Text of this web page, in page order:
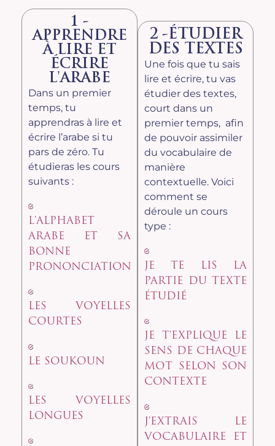
1 -
APPRENDRE
À LIRE ET
ÉCRIRE
L'ARABE
Dans un premier
temps, tu
apprendras à lire et
écrire l’arabe si tu
pars de zéro. Tu
étudieras les cours
suivants :
L'ALPHABET
ARABE ET SA
BONNE
PRONONCIATION
LES VOYELLES
COURTES
LE SOUKOUN
LES VOYELLES
LONGUES
2 -ÉTUDIER
DES TEXTES
Une fois que tu sais
lire et écrire, tu vas
étudier des textes,
court dans un
premier temps, afin
de pouvoir assimiler
du vocabulaire de
manière
contextuelle. Voici
comment se
déroule un cours
type :
JE TE LIS LA
PARTIE DU TEXTE
ÉTUDIÉ
JE T'EXPLIQUE LE
SENS DE CHAQUE
MOT SELON SON
CONTEXTE
J'EXTRAIS LE
VOCABULAIRE ET